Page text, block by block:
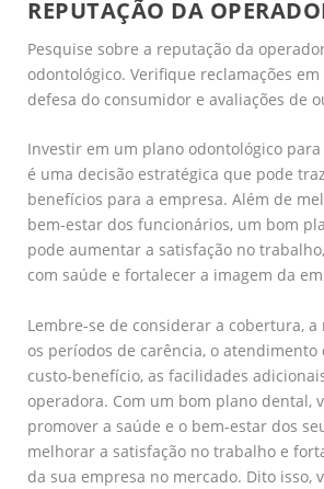
REPUTAÇÃO DA
Pesquise sobre a reputação da
odontológico. Verifique reclamações
defesa do consumidor e avaliações de
Investir em um plano odontológico
é uma decisão estratégica que pode
benefícios para a empresa. Além de
bem-estar dos funcionários, um bom
pode aumentar a satisfação no
com saúde e fortalecer a imagem da
Lembre-se de considerar a cobertura,
os períodos de carência, o atendimento
custo-benefício, as facilidades
operadora. Com um bom plano dental,
promover a saúde e o bem-estar dos
melhorar a satisfação no trabalho e
da sua empresa no mercado. Dito isso,